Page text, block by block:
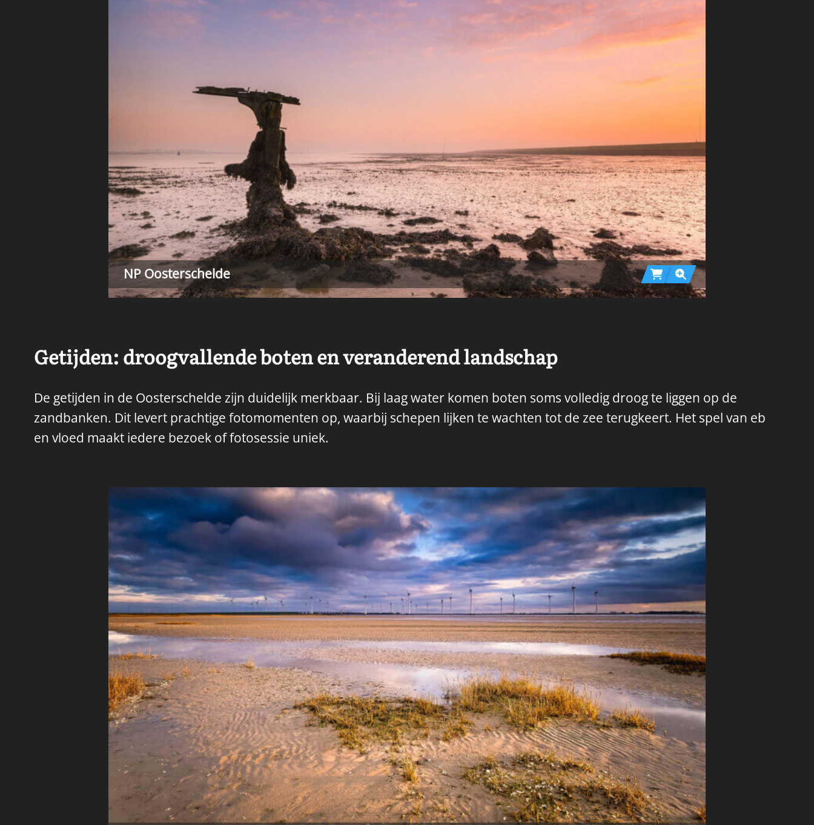
NP Oosterschelde
Getijden: droogvallende boten en veranderend landschap
De getijden in de Oosterschelde zijn duidelijk merkbaar. Bij laag water komen boten soms volledig droog te liggen op de
zandbanken. Dit levert prachtige fotomomenten op, waarbij schepen lijken te wachten tot de zee terugkeert. Het spel van eb
en vloed maakt iedere bezoek of fotosessie uniek.